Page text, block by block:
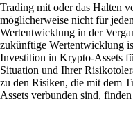
Trading mit oder das Halten
möglicherweise nicht für
Wertentwicklung in der
zukünftige Wertentwicklung
Investition in Krypto-Assets
Situation und Ihrer
zu den Risiken, die mit dem
Assets verbunden sind,